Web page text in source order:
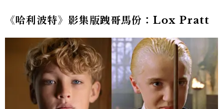
《哈利波特》影集版跩哥馬份：Lox Pratt